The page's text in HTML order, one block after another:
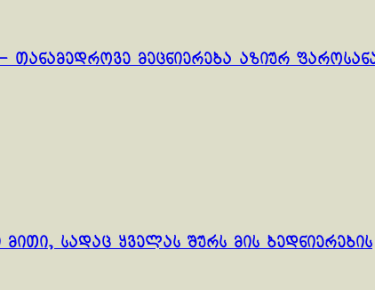
მეცნიერება აზიურ
სადაც ყველას შურს მის ბედნიერების